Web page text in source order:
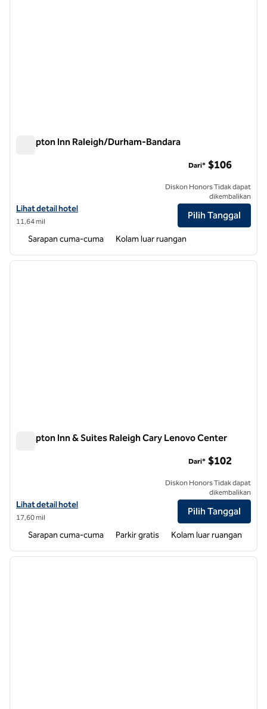
Hampton Inn Raleigh/Durham-Bandara
Lihat detail hotel untuk Hampton Inn Raleigh/Durham-Airport
Lihat detail hotel
11,64 mil
Dari* $106
Diskon Honors Tidak dapat
dikembalikan
Pilih Tanggal
Sarapan cuma-cuma Kolam luar ruangan
1 dari 12
Hampton Inn & Suites Raleigh Cary Lenovo Center
Lihat detail hotel untuk Hampton Inn & Suites Raleigh Cary Lenovo
Lihat detail hotel
17,60 mil
Dari* $102
Diskon Honors Tidak dapat
dikembalikan
Pilih Tanggal
Sarapan cuma-cuma Parkir gratis Kolam luar ruangan
1 dari 12